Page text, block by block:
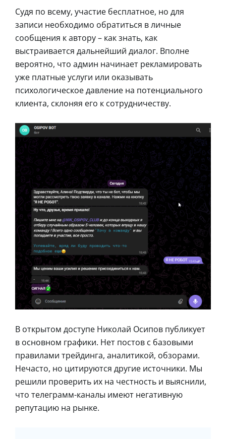
Судя по всему, участие бесплатное, но для
записи необходимо обратиться в личные
сообщения к автору – как знать, как
выстраивается дальнейший диалог. Вполне
вероятно, что админ начинает рекламировать
уже платные услуги или оказывать
психологическое давление на потенциального
клиента, склоняя его к сотрудничеству.
В открытом доступе Николай Осипов публикует
в основном графики. Нет постов с базовыми
правилами трейдинга, аналитикой, обзорами.
Нечасто, но цитируются другие источники. Мы
решили проверить их на честность и выяснили,
что телеграмм-каналы имеют негативную
репутацию на рынке.